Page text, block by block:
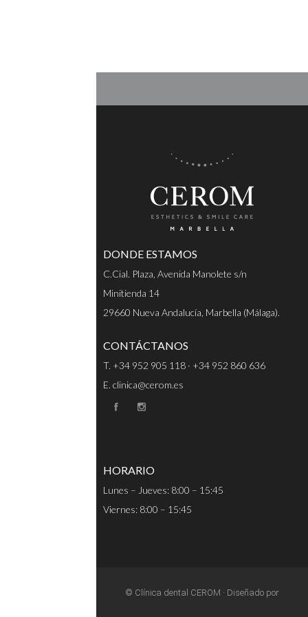
DONDE ESTAMOS
C.Cial. Plaza, Avenida Manolete s/n
Minitienda 14
29660 Nueva Andalucía, Marbella (Málaga).
CONTÁCTANOS
T. +34 952 905 118 · +34 952 860 636
E. clinica@cerom.es
HORARIO
Lunes – Jueves: 8:00 – 15:45
Viernes: 8:00 – 15:45
© Clínica dental CEROM · Diseñado por